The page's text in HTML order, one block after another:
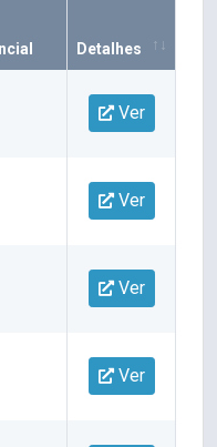
Detalhes
Ver
Ver
Ver
Ver